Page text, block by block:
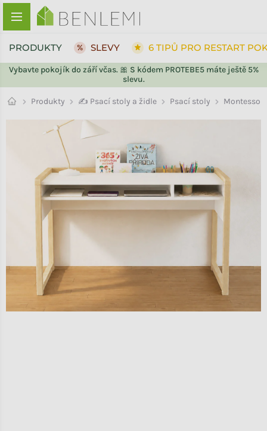
Přejít na obsah
Vybavte pokojík do září včas. 🎀 S kódem PROTEBE5 máte ještě 5%
slevu.
PRODUKTY SLEVY 6 TIPŮ PRO RESTART
Produkty ✍️ Psací stoly a židle Psací stoly
ZPĚT DO OBCHODU
ZPĚT DO OBCHODU